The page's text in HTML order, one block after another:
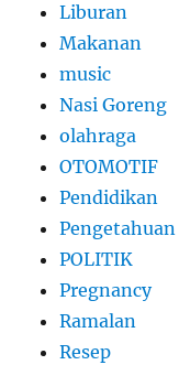
Liburan
Makanan
music
Nasi Goreng
olahraga
OTOMOTIF
Pendidikan
Pengetahuan
POLITIK
Pregnancy
Ramalan
Resep